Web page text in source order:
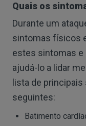
Quais os
Durante um
sintomas físicos
estes sintomas e
ajudá-lo a lidar
lista de
seguintes:
Batimento